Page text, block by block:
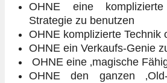
OHNE eine komplizierte
Strategie zu benutzen
OHNE komplizierte Technik
OHNE ein Verkaufs-Genie
OHNE eine ‚magische
OHNE den ganzen ‚Old-